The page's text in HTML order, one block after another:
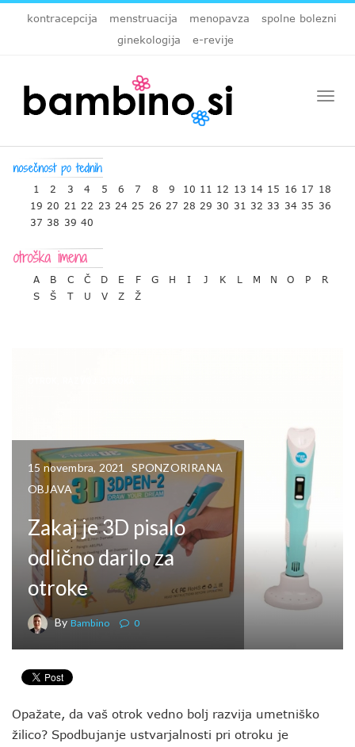
kontracepcija menstruacija menopavza
spolne bolezni
ginekologija
e-revije
1 2 3 4 5 6 7 8 9 10 11 12 13 14 15 16 17 18
19 20 21 22 23 24 25 26 27 28 29 30 31 32 33 34 35 36
37 38 39 40
A B C Č D E F G H I J K L M N O P
R
S
Š T U V Z Ž
15 novembra, 2021
SPONZORIRANA
OBJAVA
Zakaj je 3D pisalo
odlično darilo za
otroke
ByBambino 0
Opažate, da vaš otrok vedno bolj razvija umetniško
žilico? Spodbujanje ustvarjalnosti pri otroku je